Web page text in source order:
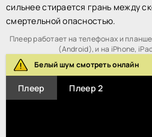
сильнее стирается грань между
смертельной опасностью.
Плеер работает на телефонах и
(Android), и на iPhone,
Белый шум смотреть онлайн
Плеер Плеер 2